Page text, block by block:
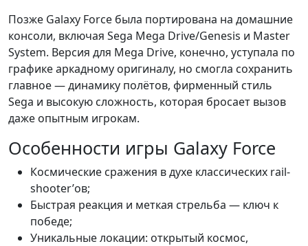
Позже Galaxy Force была портирована на домашние
консоли, включая Sega Mega Drive/Genesis и Master
System. Версия для Mega Drive, конечно, уступала по
графике аркадному оригиналу, но смогла сохранить
главное — динамику полётов, фирменный стиль
Sega и высокую сложность, которая бросает вызов
даже опытным игрокам.
Особенности игры Galaxy Force
Космические сражения в духе классических rail-
shooter’ов;
Быстрая реакция и меткая стрельба — ключ к
победе;
Уникальные локации: открытый космос,